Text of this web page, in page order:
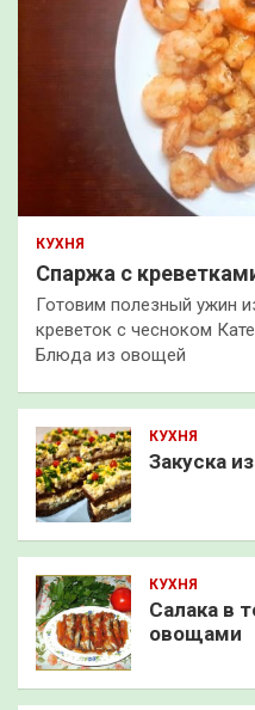
КУХНЯ
Спаржа с
Готовим полезный ужин
креветок с чесноком
Блюда из овощей
КУХНЯ
Закуска
КУХНЯ
Салака в
овощами